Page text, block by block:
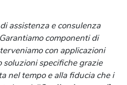
assistenza e consulenza
componenti di
con applicazioni
specifiche grazie
nel tempo e alla fiducia che i